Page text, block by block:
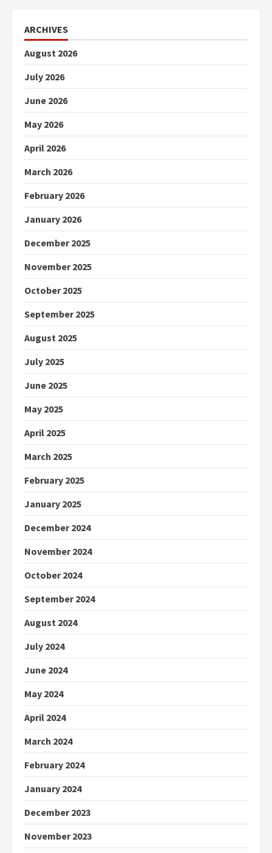
ARCHIVES
August 2026
July 2026
June 2026
May 2026
April 2026
March 2026
February 2026
January 2026
December 2025
November 2025
October 2025
September 2025
August 2025
July 2025
June 2025
May 2025
April 2025
March 2025
February 2025
January 2025
December 2024
November 2024
October 2024
September 2024
August 2024
July 2024
June 2024
May 2024
April 2024
March 2024
February 2024
January 2024
December 2023
November 2023